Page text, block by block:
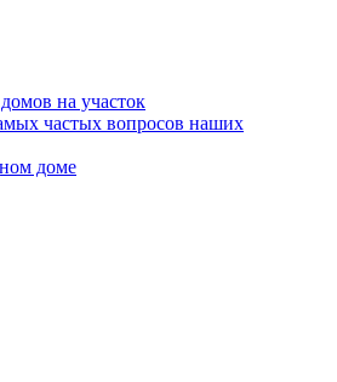
на участок
частых вопросов наших
доме